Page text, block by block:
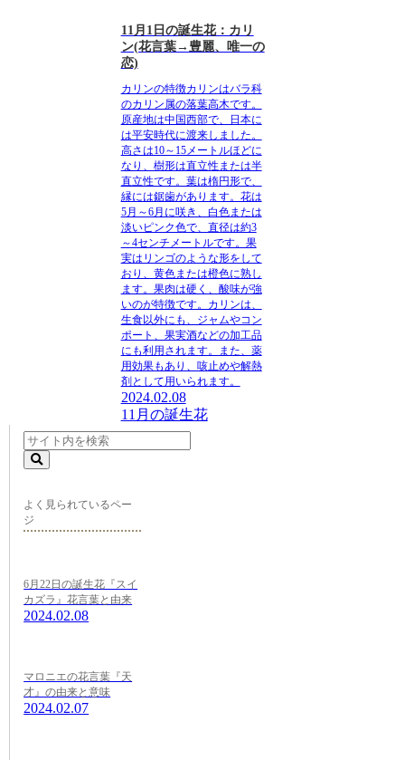
11月1日の誕生花：カリ
ン(花言葉→豊麗、唯一の
恋)
カリンの特徴カリンはバラ科
のカリン属の落葉高木です。
原産地は中国西部で、日本に
は平安時代に渡来しました。
高さは10～15メートルほどに
なり、樹形は直立性または半
直立性です。葉は楕円形で、
縁には鋸歯があります。花は
5月～6月に咲き、白色または
淡いピンク色で、直径は約3
～4センチメートルです。果
実はリンゴのような形をして
おり、黄色または橙色に熟し
ます。果肉は硬く、酸味が強
いのが特徴です。カリンは、
生食以外にも、ジャムやコン
ポート、果実酒などの加工品
にも利用されます。また、薬
用効果もあり、咳止めや解熱
剤として用いられます。
2024.02.08
11月の誕生花
よく見られているペー
ジ
6月22日の誕生花『スイ
カズラ』花言葉と由来
2024.02.08
マロニエの花言葉『天
才』の由来と意味
2024.02.07